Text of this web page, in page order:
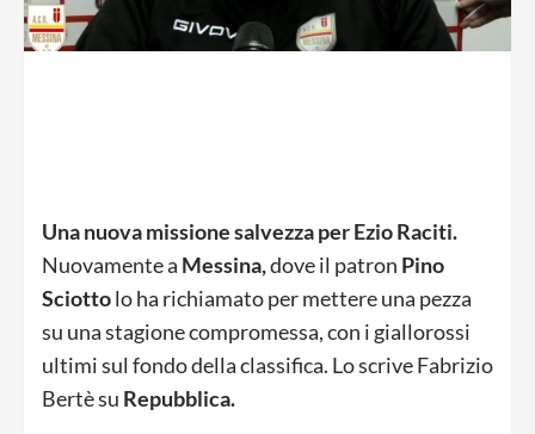
Una nuova missione salvezza per Ezio Raciti.
Nuovamente a Messina,dove il patron Pino
Sciottolo ha richiamato per mettere una pezza
su una stagione compromessa, con i giallorossi
ultimi sul fondo della classifica. Lo scrive Fabrizio
Bertè su Repubblica.